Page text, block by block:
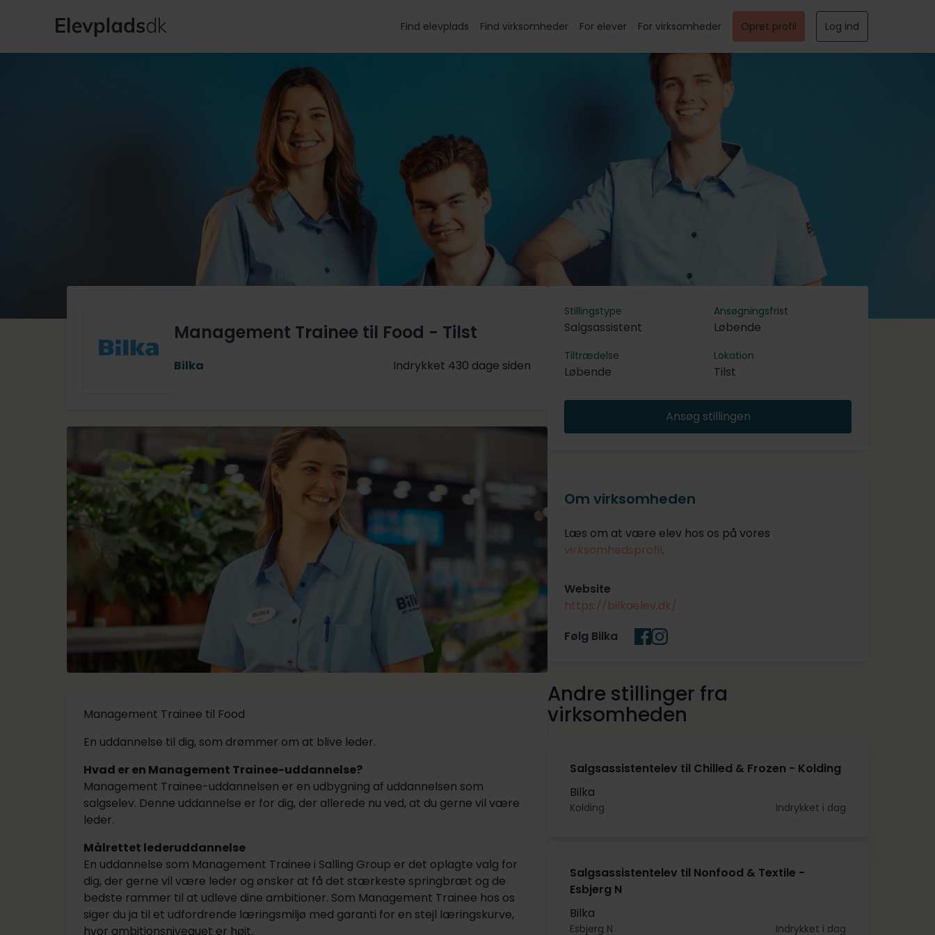
Find elevplads Find virksomheder For elever For virksomheder Opret profil Log ind
Management Trainee til Food - Tilst
Bilka Indrykket 430 dage siden
Management Trainee til Food
En uddannelse til dig, som drømmer om at blive leder.
Hvad er en Management Trainee-uddannelse?
Management Trainee-uddannelsen er en udbygning af uddannelsen som
salgselev. Denne uddannelse er for dig, der allerede nu ved, at du gerne vil være
leder.
Målrettet lederuddannelse
En uddannelse som Management Trainee i Salling Group er det oplagte valg for
dig, der gerne vil være leder og ønsker at få det stærkeste springbræt og de
bedste rammer til at udleve dine ambitioner. Som Management Trainee hos os
siger du ja til et udfordrende læringsmiljø med garanti for en stejl læringskurve,
hvor ambitionsniveauet er højt.
Stillingstype
Salgsassistent
Ansøgningsfrist
Løbende
Tiltrædelse
Løbende
Lokation
Tilst
Ansøg stillingen
Om virksomheden
Læs om at være elev hos os på vores
virksomhedsprofil.
Website
https://bilkaelev.dk/
Følg Bilka
Andre stillinger fra
virksomheden
Salgsassistentelev til Chilled & Frozen - Kolding
Bilka
Kolding Indrykket i dag
Salgsassistentelev til Nonfood & Textile -
Esbjerg N
Bilka
Esbjerg N Indrykket i dag